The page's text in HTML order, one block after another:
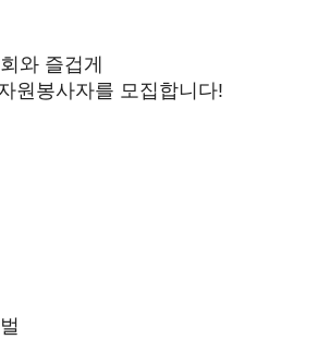
와 즐겁게
원봉사자를 모집합니다!